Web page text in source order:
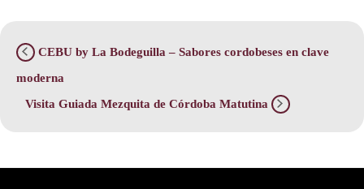
CEBU by La Bodeguilla – Sabores cordobeses en clave
moderna
Visita Guiada Mezquita de Córdoba Matutina